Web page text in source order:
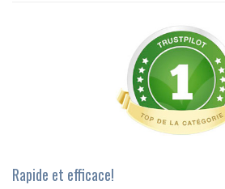
Rapide et efficace!